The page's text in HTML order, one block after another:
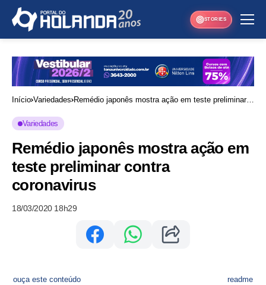
STORIES
Início Variedades Remédio japonês mostra ação em teste preliminar
Variedades
Remédio japonês mostra ação em
teste preliminar contra
coronavirus
18/03/2020 18h29
ouça este conteúdo readme